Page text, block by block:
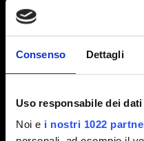
Consenso Dettagli
Uso responsabile dei dati
Noi e i nostri 1022
installare
ancora visibili nella
Esplora categorie